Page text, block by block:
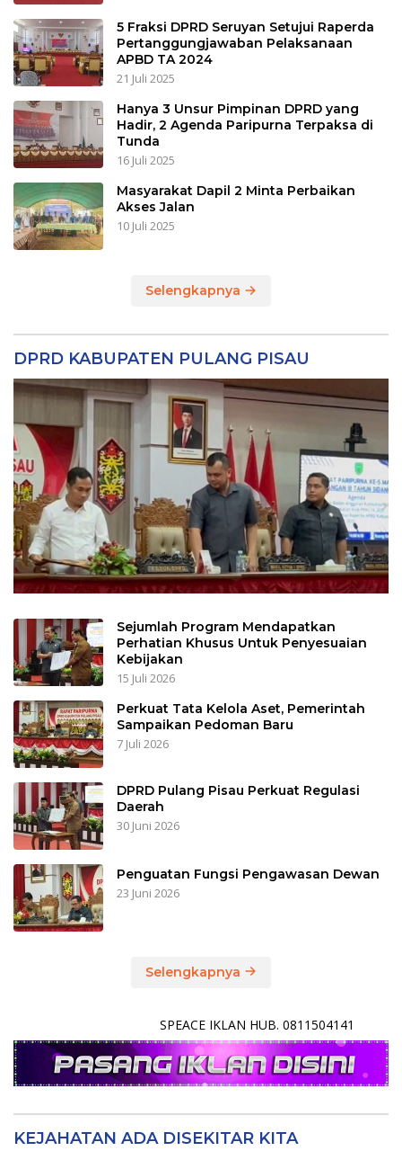
5 Fraksi DPRD Seruyan Setujui Raperda
Pertanggungjawaban Pelaksanaan
APBD TA 2024
21 Juli 2025
Hanya 3 Unsur Pimpinan DPRD yang
Hadir, 2 Agenda Paripurna Terpaksa di
Tunda
16 Juli 2025
Masyarakat Dapil 2 Minta Perbaikan
Akses Jalan
10 Juli 2025
Selengkapnya
DPRD KABUPATEN PULANG PISAU
Sejumlah Program Mendapatkan
Perhatian Khusus Untuk Penyesuaian
Kebijakan
15 Juli 2026
Perkuat Tata Kelola Aset, Pemerintah
Sampaikan Pedoman Baru
7 Juli 2026
DPRD Pulang Pisau Perkuat Regulasi
Daerah
30 Juni 2026
Penguatan Fungsi Pengawasan Dewan
23 Juni 2026
Selengkapnya
SPEACE IKLAN HUB. 0811504141
KEJAHATAN ADA DISEKITAR KITA